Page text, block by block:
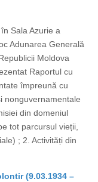
Sala Azurie a
Adunarea Generală
Moldova
Raportul cu
împreună cu
nonguvernamentale
din domeniul
tot parcursul vieții,
; 2. Activități din
(9.03.1934 –